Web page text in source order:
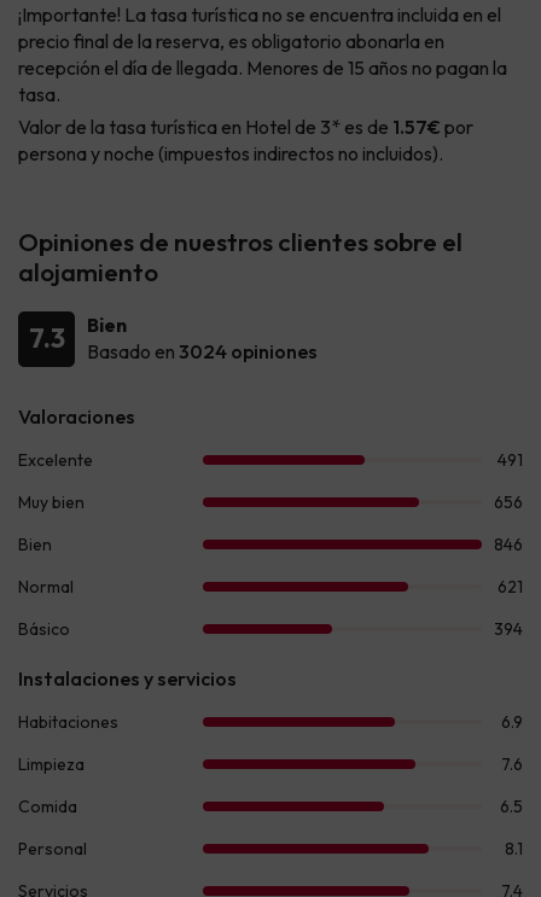
¡Importante! La tasa turística no se encuentra incluida en el
precio final de la reserva, es obligatorio abonarla en
recepción el día de llegada. Menores de 15 años no pagan la
tasa.
Valor de la tasa turística en Hotel de 3* es de 1.57€ por
persona y noche (impuestos indirectos no incluidos).
Opiniones de nuestros clientes sobre el
alojamiento
7.3
Bien
Basado en 3024 opiniones